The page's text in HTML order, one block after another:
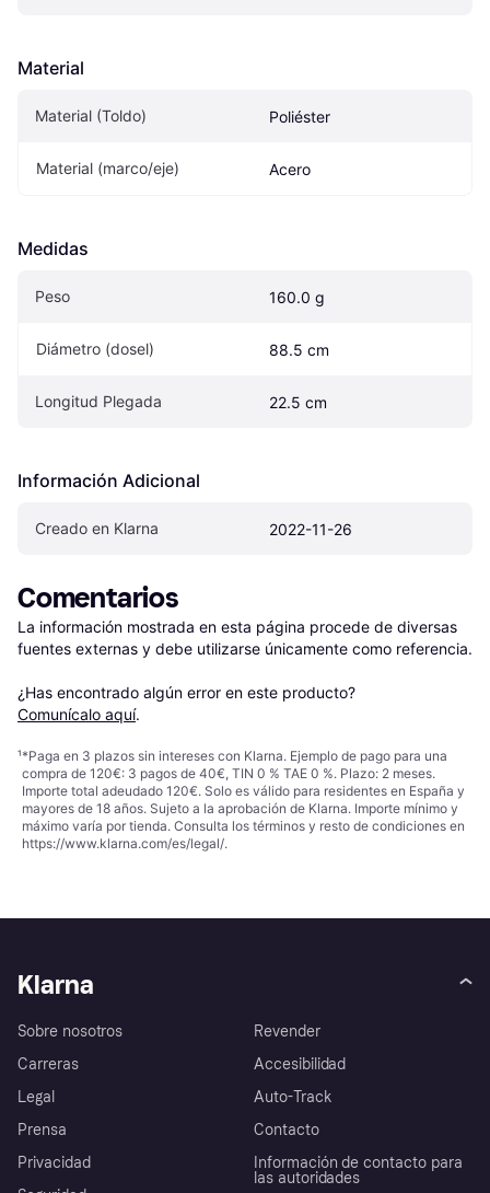
Material
Material (Toldo) Poliéster
Material (marco/eje) Acero
Medidas
Peso 160.0 g
Diámetro (dosel) 88.5 cm
Longitud Plegada 22.5 cm
Información Adicional
Creado en Klarna 2022-11-26
Comentarios
La información mostrada en esta página procede de diversas
fuentes externas y debe utilizarse únicamente como referencia.
¿Has encontrado algún error en este producto?
Comunícalo aquí.
¹*Paga en 3 plazos sin intereses con Klarna. Ejemplo de pago para una
compra de 120€: 3 pagos de 40€, TIN 0 % TAE 0 %. Plazo: 2 meses.
Importe total adeudado 120€. Solo es válido para residentes en España y
mayores de 18 años. Sujeto a la aprobación de Klarna. Importe mínimo y
máximo varía por tienda. Consulta los términos y resto de condiciones en
https://www.klarna.com/es/legal/.
Klarna
Sobre nosotros
Carreras
Legal
Prensa
Privacidad
Revender
Accesibilidad
Auto-Track
Contacto
Información de contacto para
las autoridades